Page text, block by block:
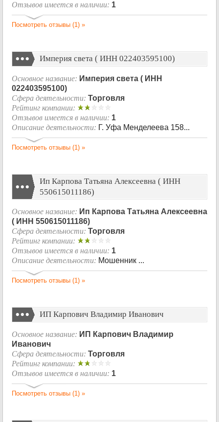
Отзывов имеется в наличии: 1
Посмотреть отзывы (1) »
Империя света ( ИНН 022403595100)
Основное название: Империя света ( ИНН
022403595100)
Сфера деятельности: Торговля
Рейтинг компании:
Отзывов имеется в наличии: 1
Описание деятельности: Г. Уфа Менделеева 158...
Посмотреть отзывы (1) »
Ип Карпова Татьяна Алексеевна ( ИНН
550615011186)
Основное название: Ип Карпова Татьяна Алексеевна
( ИНН 550615011186)
Сфера деятельности: Торговля
Рейтинг компании:
Отзывов имеется в наличии: 1
Описание деятельности: Мошенник ...
Посмотреть отзывы (1) »
ИП Карпович Владимир Иванович
Основное название: ИП Карпович Владимир
Иванович
Сфера деятельности: Торговля
Рейтинг компании:
Отзывов имеется в наличии: 1
Посмотреть отзывы (1) »